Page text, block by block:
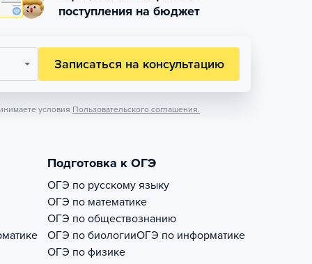
поступления на бюджет
Записаться на консультацию
условия Пользовательского соглашения.
Подготовка к ОГЭ
ОГЭ по русскому языку
ОГЭ по математике
ОГЭ по обществознанию
ОГЭ по биологииОГЭ по информатике
ОГЭ по физике